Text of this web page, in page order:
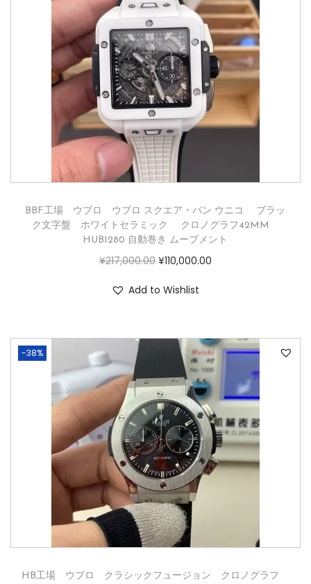
BBF工場 ウブロ ウブロ スクエア・バン ウニコ ブラッ
ク文字盤 ホワイトセラミック クロノグラフ42MM
HUB1280 自動巻き ムーブメント
¥217,000.00 ¥110,000.00
Add to Wishlist
-38%
HB工場 ウブロ クラシックフュージョン クロノグラフ